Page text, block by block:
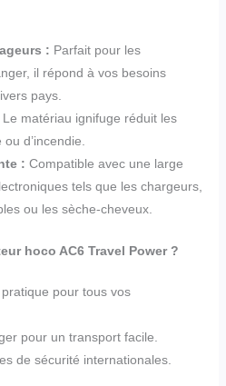
: Parfait pour les
il répond à vos besoins
pays.
Le matériau ignifuge réduit les
d’incendie.
: Compatible avec une large
tels que les chargeurs,
ou les sèche-cheveux.
hoco AC6 Travel Power ?
pour tous vos
pour un transport facile.
de sécurité internationales.